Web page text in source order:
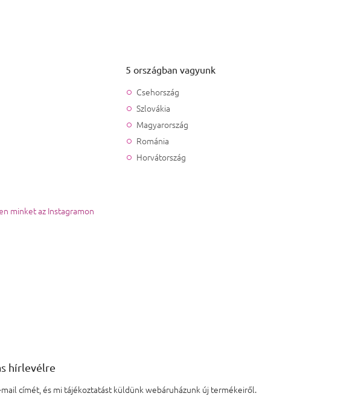
minket az Instagramon
5 országban vagyunk
Csehország
Szlovákia
Magyarország
Románia
Horvátország
hírlevélre
mail címét, és mi tájékoztatást küldünk webáruházunk új termékeiről.